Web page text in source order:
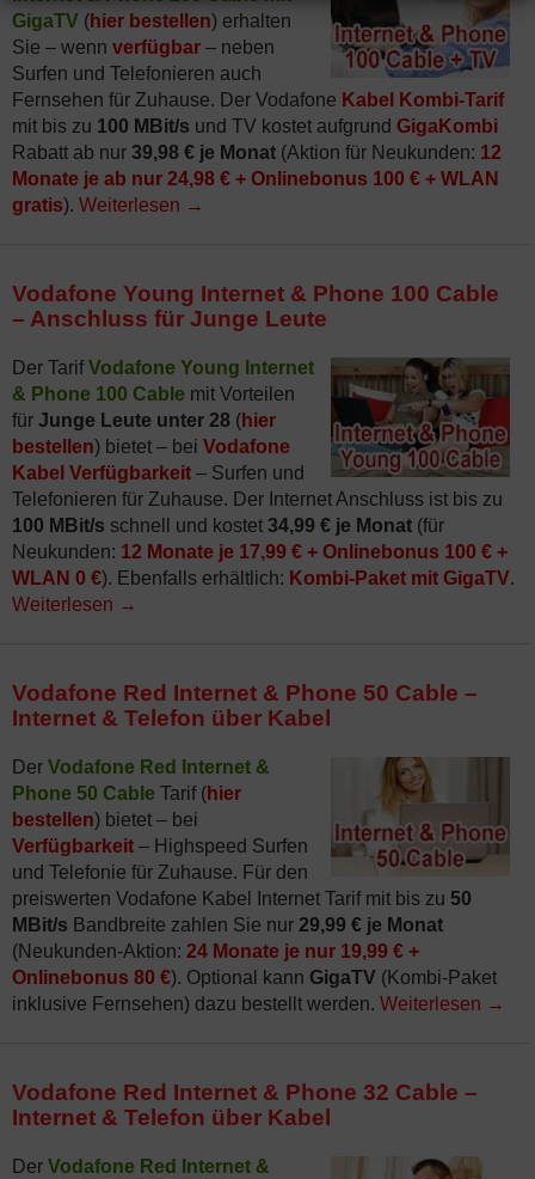
GigaTV (hier bestellen) erhalten
Sie – wenn verfügbar – neben
Surfen und Telefonieren auch
Fernsehen für Zuhause. Der Vodafone Kabel Kombi-Tarif
mit bis zu 100 MBit/s und TV kostet aufgrund GigaKombi
Rabatt ab nur 39,98 € je Monat (Aktion für Neukunden: 12
Monate je ab nur 24,98 € + Onlinebonus 100 € + WLAN
gratis). Weiterlesen →
Vodafone Young Internet & Phone 100 Cable
– Anschluss für Junge Leute
Der TarifVodafone Young Internet
& Phone 100 Cable mit Vorteilen
für Junge Leute unter 28 (hier
bestellen) bietet – bei Vodafone
Kabel Verfügbarkeit – Surfen und
Telefonieren für Zuhause. Der Internet Anschluss ist bis zu
100 MBit/s schnell und kostet 34,99 € je Monat (für
Neukunden: 12 Monate je 17,99 € + Onlinebonus 100 € +
WLAN 0 €). Ebenfalls erhältlich: Kombi-Paket mit GigaTV.
Weiterlesen →
Vodafone Red Internet & Phone 50 Cable –
Internet & Telefon über Kabel
Der Vodafone Red Internet &
Phone 50 Cable Tarif (hier
bestellen) bietet – bei
Verfügbarkeit – Highspeed Surfen
und Telefonie für Zuhause. Für den
preiswerten Vodafone Kabel Internet Tarif mit bis zu 50
MBit/s Bandbreite zahlen Sie nur 29,99 € je Monat
(Neukunden-Aktion: 24 Monate je nur 19,99 € +
Onlinebonus 80 €). Optional kann GigaTV (Kombi-Paket
inklusive Fernsehen) dazu bestellt werden. Weiterlesen →
Vodafone Red Internet & Phone 32 Cable –
Internet & Telefon über Kabel
Der Vodafone Red Internet &